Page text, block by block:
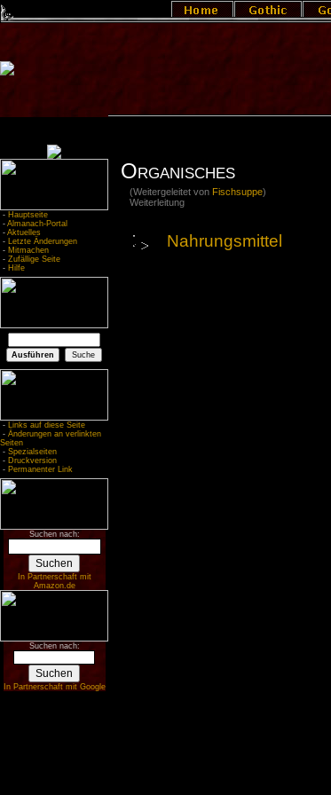
- Hauptseite
- Almanach-Portal
- Aktuelles
- Letzte Änderungen
- Mitmachen
- Zufällige Seite
- Hilfe
- Links auf diese Seite
- Änderungen an verlinkten
Seiten
- Spezialseiten
- Druckversion
- Permanenter Link
Suchen nach:
In Partnerschaft mit
Amazon.de
Suchen nach:
In Partnerschaft mit Google
Organisches
(Weitergeleitet von Fischsuppe)
Weiterleitung
Nahrungsmittel